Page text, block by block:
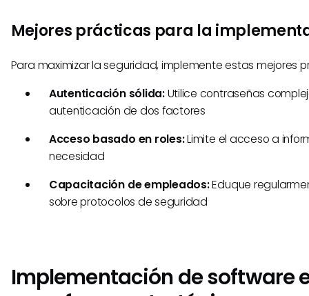
Mejores prácticas para la
Para maximizar la seguridad, implemente estas mejores
Autenticación sólida:Utilice contraseñas
autenticación de dos factores
Acceso basado en roles:Limite el acceso a
necesidad
Capacitación de empleados:Eduque
sobre protocolos de seguridad
Implementación de software